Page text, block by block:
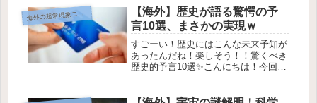
画像提供: NASA / JPL-Caltech /
ASU...
海
外の超常現象ニュース
【海外】歴史が語る驚愕の予
言10選、まさかの実現ｗ
すごーい！歴史にはこんな未来予知が
あったんだね！楽しそう！！驚くべき
歴史的予言10選✨こんにちは！今回
て、時には本当に難しいけれど、それ